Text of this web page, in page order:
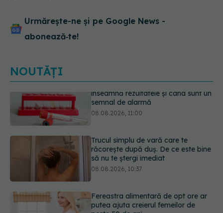
Urmărește-ne și pe Google News -
abonează‑te!
NOUTĂȚI
Trucul simplu de vară care te
răcorește după duș. De ce este bine
Fereastra alimentară de opt ore ar
putea ajuta creierul femeilor de